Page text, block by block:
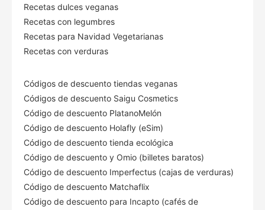
Recetas dulces veganas
Recetas con legumbres
Recetas para Navidad Vegetarianas
Recetas con verduras
Códigos de descuento tiendas veganas
Códigos de descuento Saigu Cosmetics
Código de descuento PlatanoMelón
Código de descuento Holafly (eSim)
Código de descuento tienda ecológica
Código de descuento y Omio (billetes baratos)
Código de descuento Imperfectus (cajas de verduras)
Código de descuento Matchaflix
Código de descuento para Incapto (cafés de